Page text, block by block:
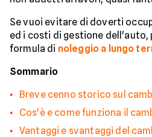
Se vuoi evitare di doverti
ed i costi di gestione dell'auto,
formula di noleggio a lungo
Sommario
Breve cenno storico sul
Cos'è e come funziona il
Vantaggi e svantaggi del